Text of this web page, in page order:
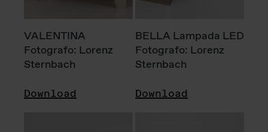
VALENTINA
Fotografo: Lorenz
Sternbach
Download
BELLA Lampada LED
Fotografo: Lorenz
Sternbach
Download